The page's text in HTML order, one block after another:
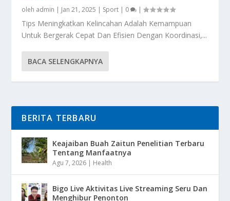
oleh admin | Jan 21, 2025 | Sport | 0 |
Tips Meningkatkan Kelincahan Adalah Kemampuan
Untuk Bergerak Cepat Dan Efisien Dengan Koordinasi,...
BACA SELENGKAPNYA
BERITA TERBARU
Keajaiban Buah Zaitun Penelitian Terbaru
Tentang Manfaatnya
Agu 7, 2026 | Health
Bigo Live Aktivitas Live Streaming Seru Dan
Menghibur Penonton